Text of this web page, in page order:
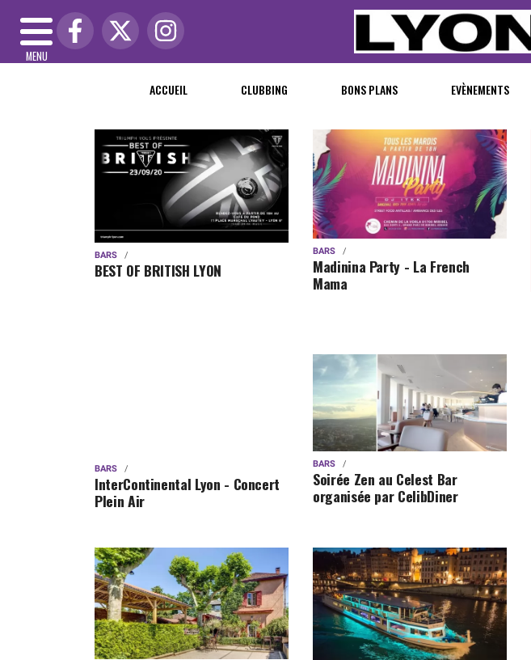
MENU
ACCUEIL CLUBBING BONS PLANS EVÈNEMENTS
BARS
BEST OF BRITISH LYON
BARS
Madinina Party - La French
Mama
BARS
InterContinental Lyon - Concert
Plein Air
BARS
Soirée Zen au Celest Bar
organisée par CelibDiner